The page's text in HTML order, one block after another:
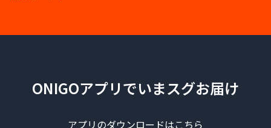
ONIGOアプリでいまスグお届け
アプリのダウンロードはこちら